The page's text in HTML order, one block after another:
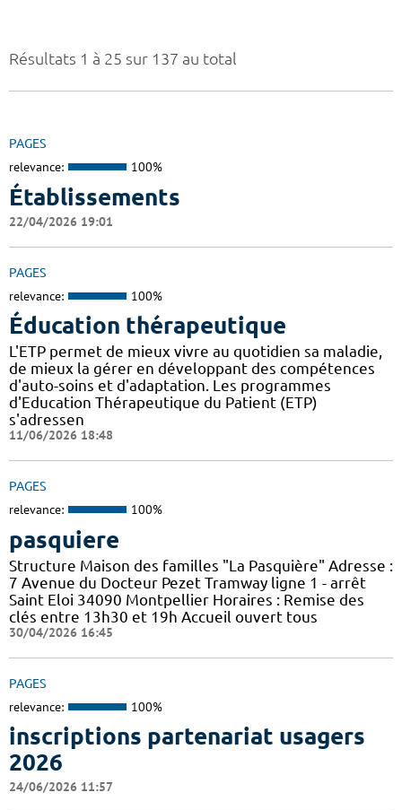
Résultats 1 à 25 sur 137 au total
PAGES
relevance: 100%
Établissements
22/04/2026 19:01
PAGES
relevance: 100%
Éducation thérapeutique
L'ETP permet de mieux vivre au quotidien sa maladie,
de mieux la gérer en développant des compétences
d'auto-soins et d'adaptation. Les programmes
d'Education Thérapeutique du Patient (ETP)
s'adressen
11/06/2026 18:48
PAGES
relevance: 100%
pasquiere
Structure Maison des familles "La Pasquière" Adresse :
7 Avenue du Docteur Pezet Tramway ligne 1 - arrêt
Saint Eloi 34090 Montpellier Horaires : Remise des
clés entre 13h30 et 19h Accueil ouvert tous
30/04/2026 16:45
PAGES
relevance: 100%
inscriptions partenariat usagers
2026
24/06/2026 11:57